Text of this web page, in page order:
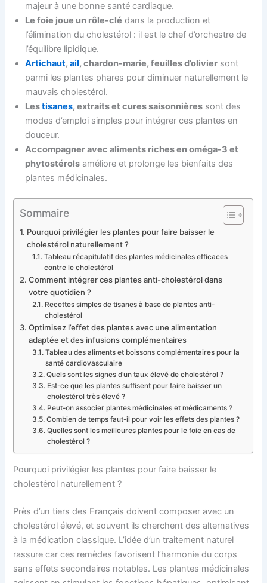
majeur à une bonne santé cardiaque.
Le foie joue un rôle-clé dans la production et
l’élimination du cholestérol : il est le chef d’orchestre de
l’équilibre lipidique.
Artichaut,ail, chardon-marie, feuilles d’olivier sont
parmi les plantes phares pour diminuer naturellement le
mauvais cholestérol.
Lestisanes, extraits et cures saisonnières sont des
modes d’emploi simples pour intégrer ces plantes en
douceur.
Accompagner avec aliments riches en oméga-3 et
phytostérols améliore et prolonge les bienfaits des
plantes médicinales.
Sommaire
Pourquoi privilégier les plantes pour faire baisser le
cholestérol naturellement ?
Tableau récapitulatif des plantes médicinales efficaces
contre le cholestérol
Comment intégrer ces plantes anti-cholestérol dans
votre quotidien ?
Recettes simples de tisanes à base de plantes anti-
cholestérol
Optimisez l’effet des plantes avec une alimentation
adaptée et des infusions complémentaires
Tableau des aliments et boissons complémentaires pour la
santé cardiovasculaire
Quels sont les signes d’un taux élevé de cholestérol ?
Est-ce que les plantes suffisent pour faire baisser un
cholestérol très élevé ?
Peut-on associer plantes médicinales et médicaments ?
Combien de temps faut-il pour voir les effets des plantes ?
Quelles sont les meilleures plantes pour le foie en cas de
cholestérol ?
Pourquoi privilégier les plantes pour faire baisser le
cholestérol naturellement ?
Près d’un tiers des Français doivent composer avec un
cholestérol élevé, et souvent ils cherchent des alternatives
à la médication classique. L’idée d’un traitement naturel
rassure car ces remèdes favorisent l’harmonie du corps
sans effets secondaires notables. Les plantes médicinales